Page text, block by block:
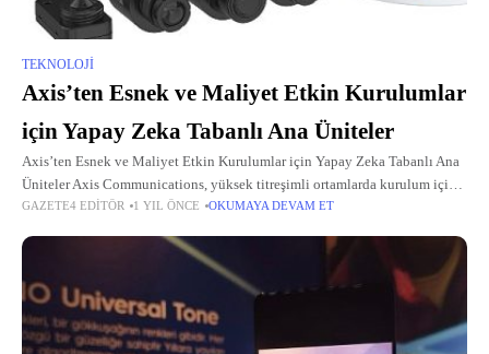
TEKNOLOJI
Axis’ten Esnek ve Maliyet Etkin Kurulumlar
için Yapay Zeka Tabanlı Ana Üniteler
Axis’ten Esnek ve Maliyet Etkin Kurulumlar için Yapay Zeka Tabanlı Ana
Üniteler Axis Communications, yüksek titreşimli ortamlarda kurulum için
ideal olan iki yeni dayanıklı ana ünite ve entegrasyon için tasarlanmış
GAZETE4 EDITÖR 1 YIL ÖNCE OKUMAYA DEVAM ET